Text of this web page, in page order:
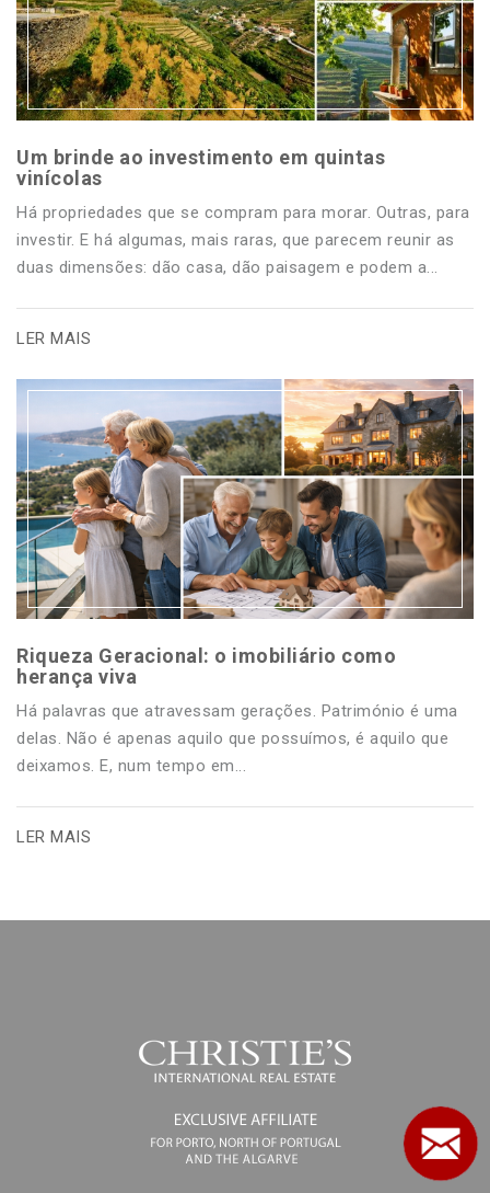
Um brinde ao investimento em quintas
vinícolas
Há propriedades que se compram para morar. Outras, para
investir. E há algumas, mais raras, que parecem reunir as
duas dimensões: dão casa, dão paisagem e podem a...
LER MAIS
Riqueza Geracional: o imobiliário como
herança viva
Há palavras que atravessam gerações. Património é uma
delas. Não é apenas aquilo que possuímos, é aquilo que
deixamos. E, num tempo em...
LER MAIS